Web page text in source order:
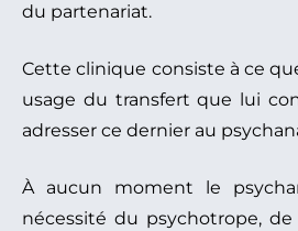
du partenariat.
Cette clinique consiste à ce
usage du transfert que lui
adresser ce dernier au
À aucun moment le
nécessité du psychotrope, de